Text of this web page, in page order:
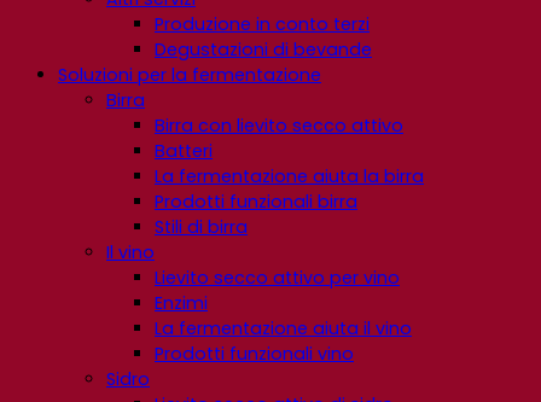
Produzione in conto terzi
Degustazioni di bevande
Soluzioni per la fermentazione
Birra
Birra con lievito secco attivo
Batteri
La fermentazione aiuta la birra
Prodotti funzionali birra
Stili di birra
Il vino
Lievito secco attivo per vino
Enzimi
La fermentazione aiuta il vino
Prodotti funzionali vino
Sidro